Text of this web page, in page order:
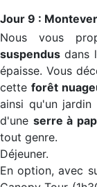
Jour 9 :
Nous vous
suspendus dans
épaisse. Vous
cetteforêt
ainsi qu'un
d'une serre à
tout genre.
Déjeuner.
En option, avec